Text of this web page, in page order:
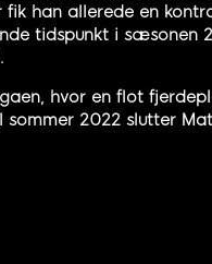
han allerede en
tidspunkt i sæsonen
hvor en flot
2022 slutter